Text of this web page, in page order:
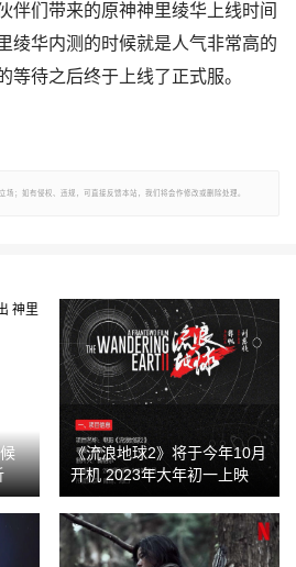
伴们带来的原神神里绫华上线时间
绫华内测的时候就是人气非常高的
等待之后终于上线了正式服。
场；如有侵权、违规，可直接反馈本站，我们将会作修改或删除处理。
《流浪地球2》将于今年10月
开机 2023年大年初一上映